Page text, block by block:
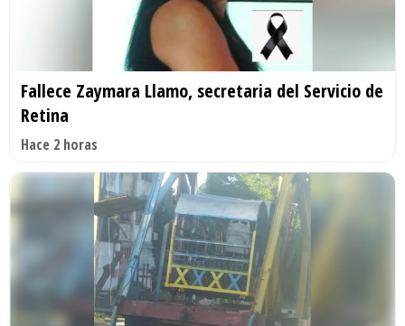
Fallece Zaymara Llamo, secretaria del Servicio de
Retina
Hace 2 horas